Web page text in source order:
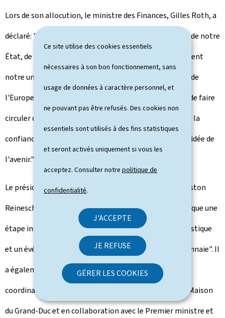
Ce site utilise des cookies essentiels
nécessaires à son bon fonctionnement, sans
usage de données à caractère personnel, et
ne pouvant pas être refusés. Des cookies non
essentiels sont utilisés à des fins statistiques
et seront activés uniquement si vous les
acceptez. Consulter notrepolitique de
confidentialité.
J'ACCEPTE
JE REFUSE
GÉRER LES COOKIES
Lors de son allocution, le ministre des Finances, Gilles Roth, a
déclaré: "Les nouvelles pièces expriment la continuité de notre
État, de notre nation et de notre dynastie. Elles incarnent
notre unité nationale et notre avenir commun au sein de
l'Europe. Les pièces de monnaie ne se contentent pas de faire
circuler des biens et des services. Elles portent en elles la
confiance, la mémoire, l'identité ainsi qu'une certaine idée de
l'avenir."
Le président de la Banque centrale du Luxembourg, Gaston
Reinesch, a souligné que cette nouvelle émission "marque une
étape institutionnelle, un moment de continuité dynastique
et un événement historique important pour notre monnaie". Il
a également mis en avant le rôle de la BCL dans la
coordination du projet, mené en concertation avec la Maison
du Grand-Duc et en collaboration avec le Premier ministre et